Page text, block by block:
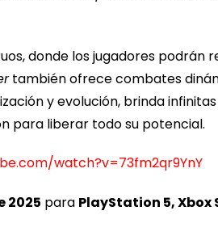
donde los jugadores
también ofrece combates
y evolución, brinda
para liberar todo su potencial.
watch?v=73fm2qr9YnY
2025 para PlayStation 5, Xbox